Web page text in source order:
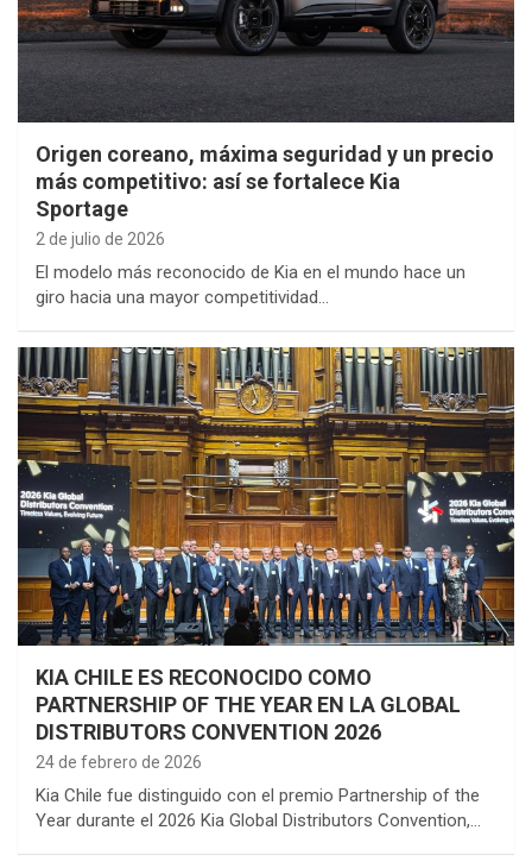
Origen coreano, máxima seguridad y un precio
más competitivo: así se fortalece Kia
Sportage
2 de julio de 2026
El modelo más reconocido de Kia en el mundo hace un
giro hacia una mayor competitividad…
KIA CHILE ES RECONOCIDO COMO
PARTNERSHIP OF THE YEAR EN LA GLOBAL
DISTRIBUTORS CONVENTION 2026
24 de febrero de 2026
Kia Chile fue distinguido con el premio Partnership of the
Year durante el 2026 Kia Global Distributors Convention,…